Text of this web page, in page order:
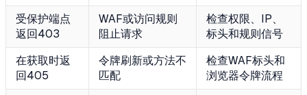
受保护端点
返回403
WAF或访问规则
阻止请求
检查权限、IP、
标头和规则信号
在获取时返
回405
令牌刷新或方法不
匹配
检查WAF标头和
浏览器令牌流程